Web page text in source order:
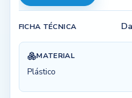
FICHA TÉCNICA
MATERIAL
Plástico